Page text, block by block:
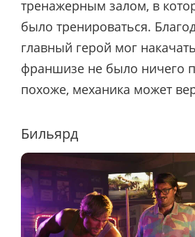
тренажерным залом, в
было тренироваться.
главный герой мог
франшизе не было ничего
похоже, механика может
Бильярд